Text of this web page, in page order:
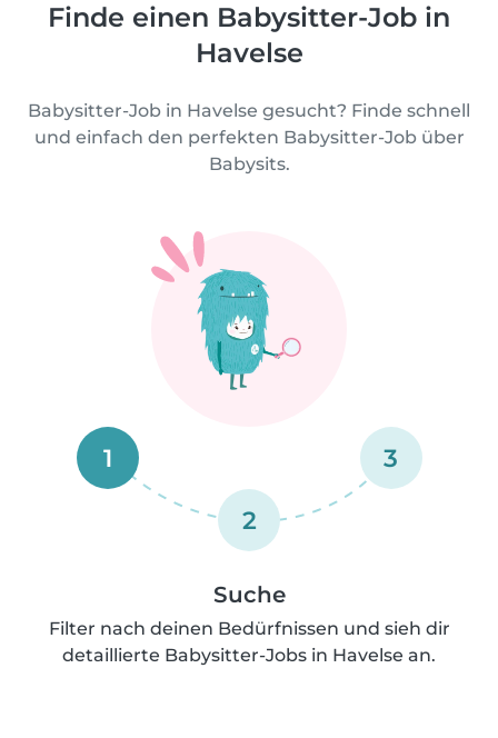
Finde einen Babysitter-Job in
Havelse
Babysitter-Job in Havelse gesucht? Finde schnell
und einfach den perfekten Babysitter-Job über
Babysits.
1
2
3
Suche
Filter nach deinen Bedürfnissen und sieh dir
detaillierte Babysitter-Jobs in Havelse an.